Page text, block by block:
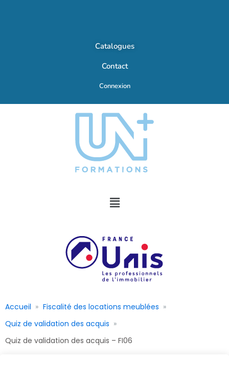
Catalogues
Contact
Connexion
Accueil
Fiscalité des locations meublées
Quiz de validation des acquis
Quiz de validation des acquis – FI06